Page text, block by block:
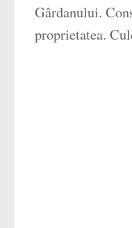
Gârdanului.
proprietatea.